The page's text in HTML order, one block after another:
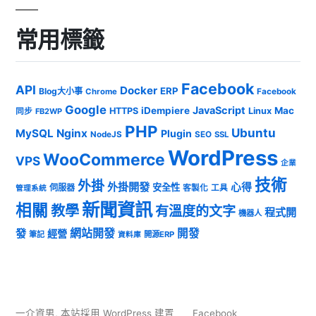
常用標籤
API Blog大小事 Chrome Docker ERP Facebook Facebook
同步 FB2WP Google HTTPS iDempiere JavaScript Linux Mac
MySQL Nginx NodeJS PHP Plugin SEO SSL Ubuntu
VPSWooCommerceWordPress 企業
管理系統 伺服器 外掛 外掛開發 安全性 客製化 工具 心得 技術
相關 教學 新聞資訊有溫度的文字 機器人 程式開
發 筆記 經營 網站開發 資料庫 開源ERP 開發
一介資男, 本站採用 WordPress 建置 Facebook